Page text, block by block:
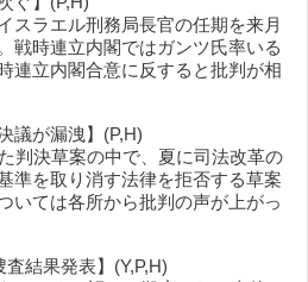
スラエル刑務局長官の任期を来月
戦時連立内閣ではガンツ氏率いる
連立内閣合意に反すると批判が相
議が漏洩】(P,H)
判決草案の中で、夏に司法改革の
準を取り消す法律を拒否する草案
いては各所から批判の声が上がっ
査結果発表】(Y,P,H)